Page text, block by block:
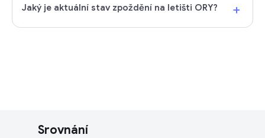
Jaký je aktuální stav zpoždění na letišti ORY? +
Srovnání